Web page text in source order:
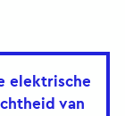
elektrische
van